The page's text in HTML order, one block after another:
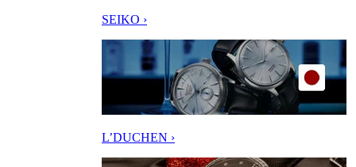
SEIKO ›
L’DUCHEN ›